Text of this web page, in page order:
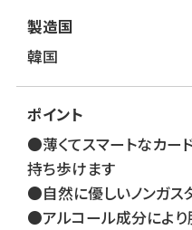
製造国
韓国
ポイント
●薄くてスマートなカー
持ち歩けます
●自然に優しいノンガス
●アルコール成分により